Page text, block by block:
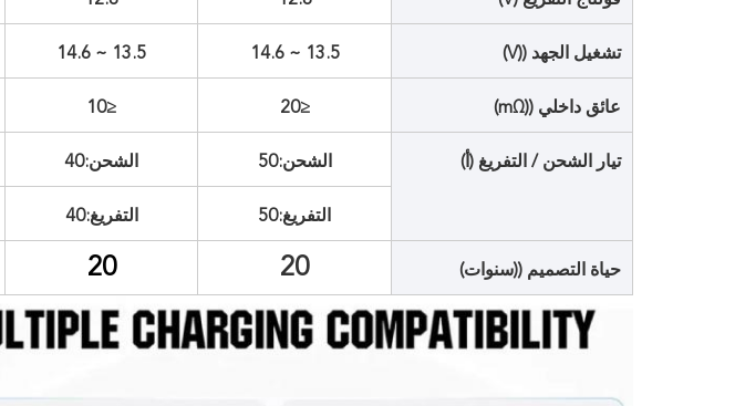
تشغيل الجهد ((V) 13.5 ~ 14.6
13.5 ~ 14.6
عائق داخلي ((mΩ) ≤20
≤10
تيار الشحن / التفريغ (أ) الشحن:50 الشحن:40
التفريغ:50 التفريغ:40
حياة التصميم ((سنوات) 20
20